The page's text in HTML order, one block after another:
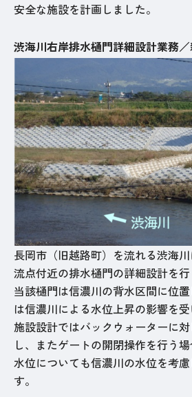
安全な施設を計画しました。
渋海川右岸排水樋門詳細設計業務
長岡市（旧越路町）を流れる渋海
流点付近の排水樋門の詳細設計を行
当該樋門は信濃川の背水区間に位
は信濃川による水位上昇の影響を受
施設設計ではバックウォーターに
し、またゲートの開閉操作を行う
水位についても信濃川の水位を考
す。